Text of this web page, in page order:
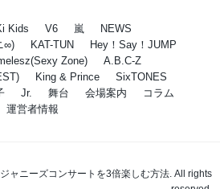
Kids V6 嵐
NEWS
∞)
KAT-TUN
Hey！Say！JUMP
Zone)
A.B.C-Z
King & Prince
SixTONES
Jr. 舞台 会場案内
コラム
運営者情報
ャニーズコンサートを3倍楽しむ方法. All rights